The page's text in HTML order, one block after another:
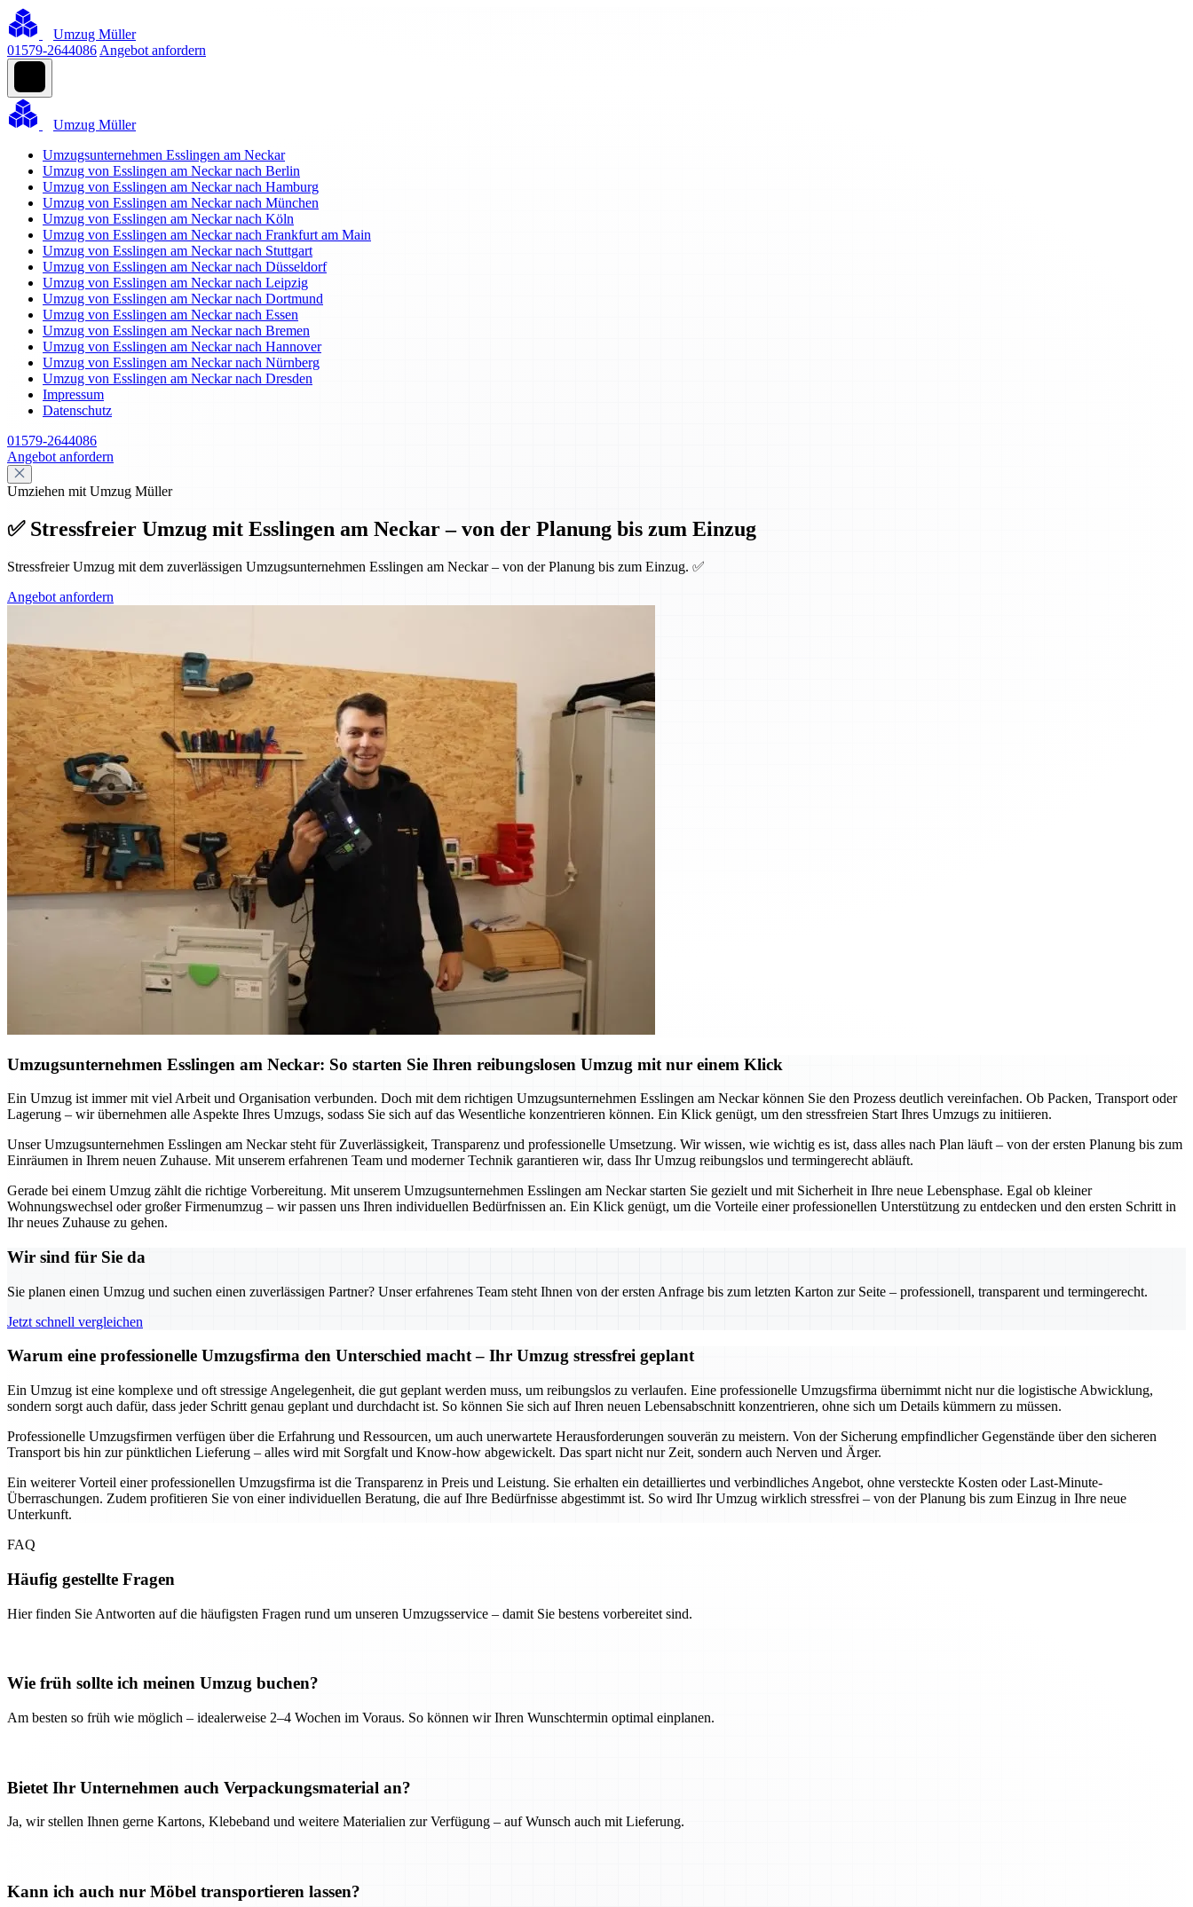
Umzug Müller
01579-2644086 Angebot anfordern
Umzug Müller
Umzugsunternehmen Esslingen am Neckar
Umzug von Esslingen am Neckar nach Berlin
Umzug von Esslingen am Neckar nach Hamburg
Umzug von Esslingen am Neckar nach München
Umzug von Esslingen am Neckar nach Köln
Umzug von Esslingen am Neckar nach Frankfurt am Main
Umzug von Esslingen am Neckar nach Stuttgart
Umzug von Esslingen am Neckar nach Düsseldorf
Umzug von Esslingen am Neckar nach Leipzig
Umzug von Esslingen am Neckar nach Dortmund
Umzug von Esslingen am Neckar nach Essen
Umzug von Esslingen am Neckar nach Bremen
Umzug von Esslingen am Neckar nach Hannover
Umzug von Esslingen am Neckar nach Nürnberg
Umzug von Esslingen am Neckar nach Dresden
Impressum
Datenschutz
01579-2644086
Angebot anfordern
Umziehen mit Umzug Müller
✅ Stressfreier Umzug mit Esslingen am Neckar – von der Planung bis zum Einzug
Stressfreier Umzug mit dem zuverlässigen Umzugsunternehmen Esslingen am Neckar – von der Planung bis zum Einzug. ✅
Angebot anfordern
Umzugsunternehmen Esslingen am Neckar: So starten Sie Ihren reibungslosen Umzug mit nur einem Klick
Ein Umzug ist immer mit viel Arbeit und Organisation verbunden. Doch mit dem richtigen Umzugsunternehmen Esslingen am Neckar können Sie den Prozess deutlich vereinfachen. Ob Packen, Transport oder
Lagerung – wir übernehmen alle Aspekte Ihres Umzugs, sodass Sie sich auf das Wesentliche konzentrieren können. Ein Klick genügt, um den stressfreien Start Ihres Umzugs zu initiieren.
Unser Umzugsunternehmen Esslingen am Neckar steht für Zuverlässigkeit, Transparenz und professionelle Umsetzung. Wir wissen, wie wichtig es ist, dass alles nach Plan läuft – von der ersten Planung bis zum
Einräumen in Ihrem neuen Zuhause. Mit unserem erfahrenen Team und moderner Technik garantieren wir, dass Ihr Umzug reibungslos und termingerecht abläuft.
Gerade bei einem Umzug zählt die richtige Vorbereitung. Mit unserem Umzugsunternehmen Esslingen am Neckar starten Sie gezielt und mit Sicherheit in Ihre neue Lebensphase. Egal ob kleiner
Wohnungswechsel oder großer Firmenumzug – wir passen uns Ihren individuellen Bedürfnissen an. Ein Klick genügt, um die Vorteile einer professionellen Unterstützung zu entdecken und den ersten Schritt in
Ihr neues Zuhause zu gehen.
Wir sind für Sie da
Sie planen einen Umzug und suchen einen zuverlässigen Partner? Unser erfahrenes Team steht Ihnen von der ersten Anfrage bis zum letzten Karton zur Seite – professionell, transparent und termingerecht.
Jetzt schnell vergleichen
Warum eine professionelle Umzugsfirma den Unterschied macht – Ihr Umzug stressfrei geplant
Ein Umzug ist eine komplexe und oft stressige Angelegenheit, die gut geplant werden muss, um reibungslos zu verlaufen. Eine professionelle Umzugsfirma übernimmt nicht nur die logistische Abwicklung,
sondern sorgt auch dafür, dass jeder Schritt genau geplant und durchdacht ist. So können Sie sich auf Ihren neuen Lebensabschnitt konzentrieren, ohne sich um Details kümmern zu müssen.
Professionelle Umzugsfirmen verfügen über die Erfahrung und Ressourcen, um auch unerwartete Herausforderungen souverän zu meistern. Von der Sicherung empfindlicher Gegenstände über den sicheren
Transport bis hin zur pünktlichen Lieferung – alles wird mit Sorgfalt und Know-how abgewickelt. Das spart nicht nur Zeit, sondern auch Nerven und Ärger.
Ein weiterer Vorteil einer professionellen Umzugsfirma ist die Transparenz in Preis und Leistung. Sie erhalten ein detailliertes und verbindliches Angebot, ohne versteckte Kosten oder Last-Minute-
Überraschungen. Zudem profitieren Sie von einer individuellen Beratung, die auf Ihre Bedürfnisse abgestimmt ist. So wird Ihr Umzug wirklich stressfrei – von der Planung bis zum Einzug in Ihre neue
Unterkunft.
FAQ
Häufig gestellte Fragen
Hier finden Sie Antworten auf die häufigsten Fragen rund um unseren Umzugsservice – damit Sie bestens vorbereitet sind.
Wie früh sollte ich meinen Umzug buchen?
Am besten so früh wie möglich – idealerweise 2–4 Wochen im Voraus. So können wir Ihren Wunschtermin optimal einplanen.
Bietet Ihr Unternehmen auch Verpackungsmaterial an?
Ja, wir stellen Ihnen gerne Kartons, Klebeband und weitere Materialien zur Verfügung – auf Wunsch auch mit Lieferung.
Kann ich auch nur Möbel transportieren lassen?